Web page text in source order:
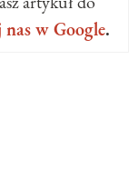
w Google.